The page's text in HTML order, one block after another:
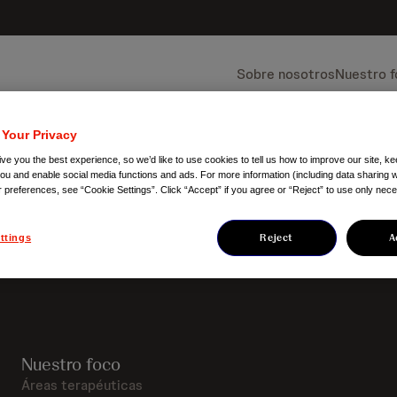
Sobre nosotrosNuestro
Nuestro foco
Áreas terapéuticas
Privacy
you the best experience, so we’d like to use cookies to tell us how to improve our site,
and enable social media functions and ads. For more information (including data sharing
preferences, see “Cookie Settings”. Click “Accept” if you agree or “Reject” to use only
Reject